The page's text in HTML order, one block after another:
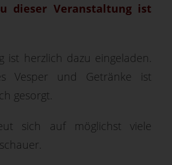
dieser Veranstaltung ist
ist herzlich dazu eingeladen.
Vesper und Getränke ist
gesorgt.
sich auf möglichst viele